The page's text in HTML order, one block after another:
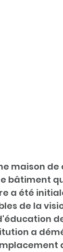
maison
bâtiment
a été
de la
a